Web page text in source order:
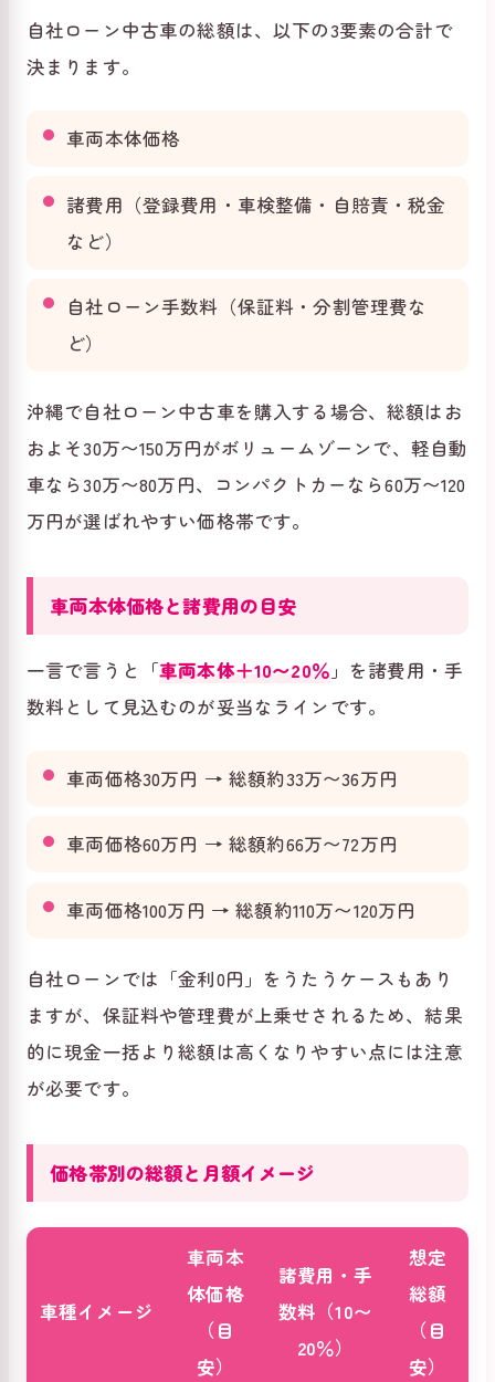
自社ローン中古車の総額は、以下の3要素の合計で
決まります。
車両本体価格
諸費用（登録費用・車検整備・自賠責・税金
など）
自社ローン手数料（保証料・分割管理費な
ど）
沖縄で自社ローン中古車を購入する場合、総額はお
およそ30万〜150万円がボリュームゾーンで、軽自動
車なら30万〜80万円、コンパクトカーなら60万〜120
万円が選ばれやすい価格帯です。
車両本体価格と諸費用の目安
一言で言うと「車両本体＋10〜20％ 」を諸費用・手
数料として見込むのが妥当なラインです。
車両価格30万円 → 総額約33万〜36万円
車両価格60万円 → 総額約66万〜72万円
車両価格100万円 → 総額約110万〜120万円
自社ローンでは「金利0円」をうたうケースもあり
ますが、保証料や管理費が上乗せされるため、結果
的に現金一括より総額は高くなりやすい点には注意
が必要です。
価格帯別の総額と月額イメージ
車種イメージ
車両本
体価格
（目
安）
諸費用・手
数料（10〜
20％）
想定
総額
（目
安）